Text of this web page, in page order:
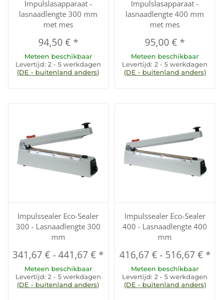
Impulslasapparaat -
lasnaadlengte 300 mm
met mes
94,50 € *
Meteen beschikbaar
Levertijd: 2 - 5 werkdagen
(DE - buitenland anders)
Impulslasapparaat -
lasnaadlengte 400 mm
met mes
95,00 € *
Meteen beschikbaar
Levertijd:2 - 5 werkdagen
(DE - buitenland anders)
Impulssealer Eco-Sealer
300 - Lasnaadlengte 300
mm
341,67 €-441,67 € *
Meteen beschikbaar
Levertijd: 2 - 5 werkdagen
(DE - buitenland anders)
Impulssealer Eco-Sealer
400 - Lasnaadlengte 400
mm
416,67 €- 516,67 € *
Meteen beschikbaar
Levertijd:2 - 5 werkdagen
(DE - buitenland anders)